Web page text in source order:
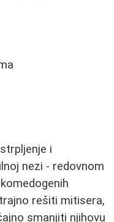
i
nezi - redovnom
rešiti mitisera,
smanjiti njihovu